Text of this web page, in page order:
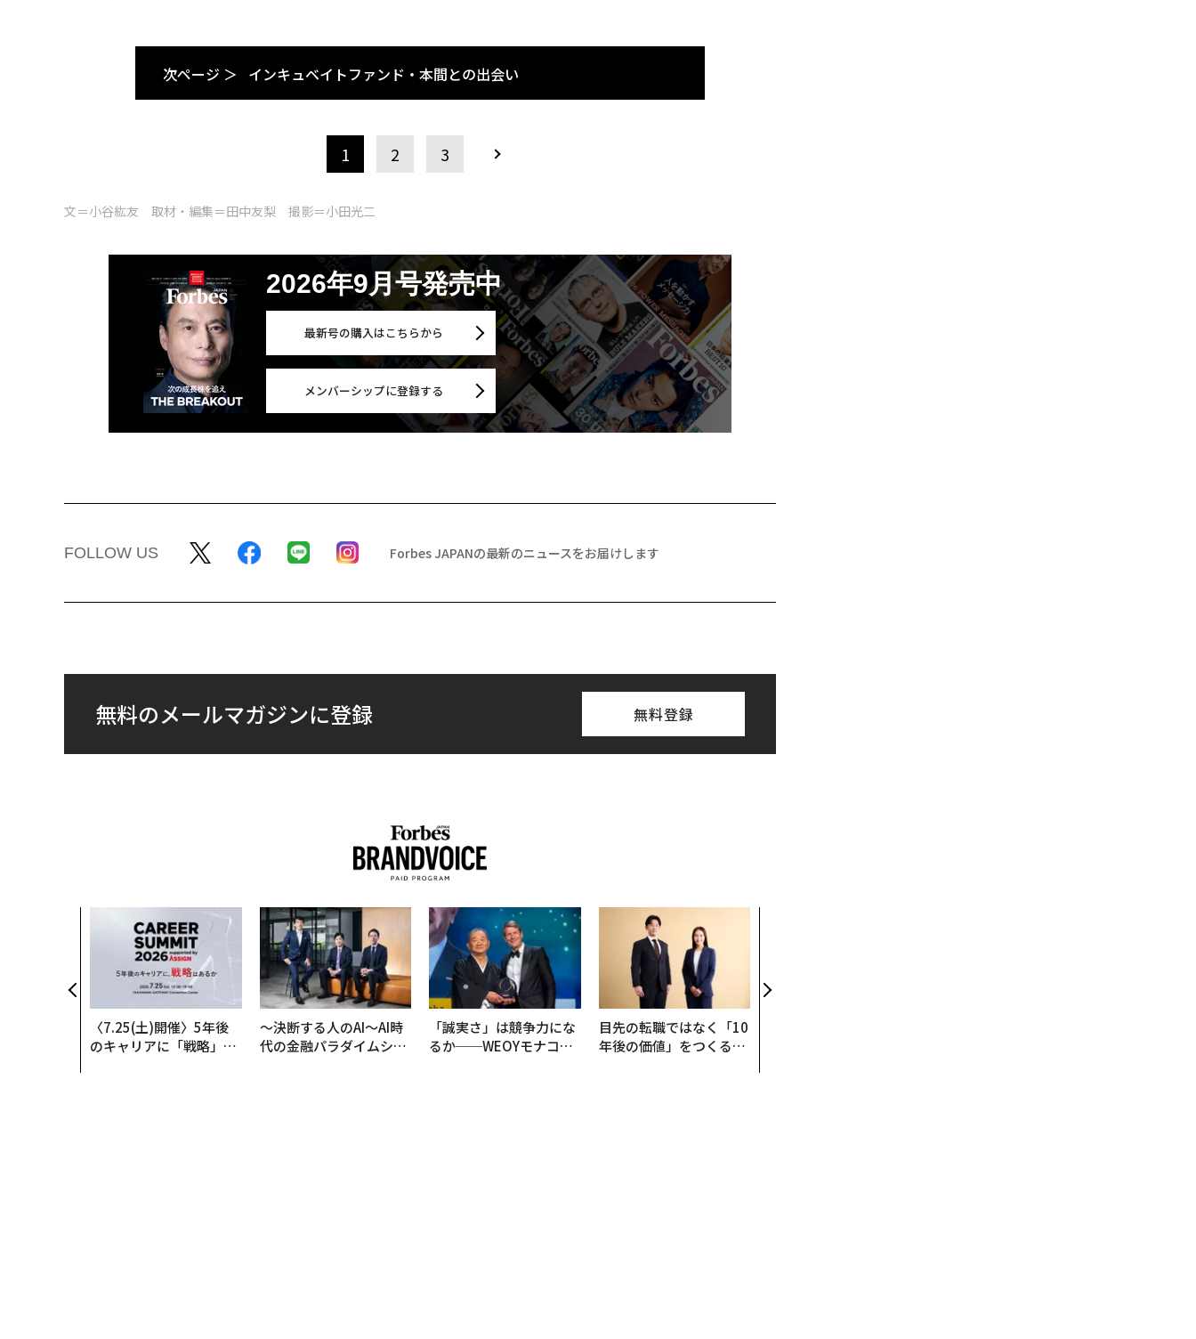
次ページ ＞ インキュベイトファンド・本間との出会い
1 2 3
文＝小谷紘友 取材・編集＝田中友梨 撮影＝小田光二
2026年9月号発売中
最新号の購入はこちらから
メンバーシップに登録する
FOLLOW US Forbes JAPANの最新のニュースをお届けします
無料のメールマガジンに登録 無料登録
〈7.25(土)開催〉5年後
のキャリアに「戦略」は
〜決断する人のAI〜AI時
代の金融パラダイムシフ
「誠実さ」は競争力にな
るか──WEOYモナコで
目先の転職ではなく「10
年後の価値」をつくる─